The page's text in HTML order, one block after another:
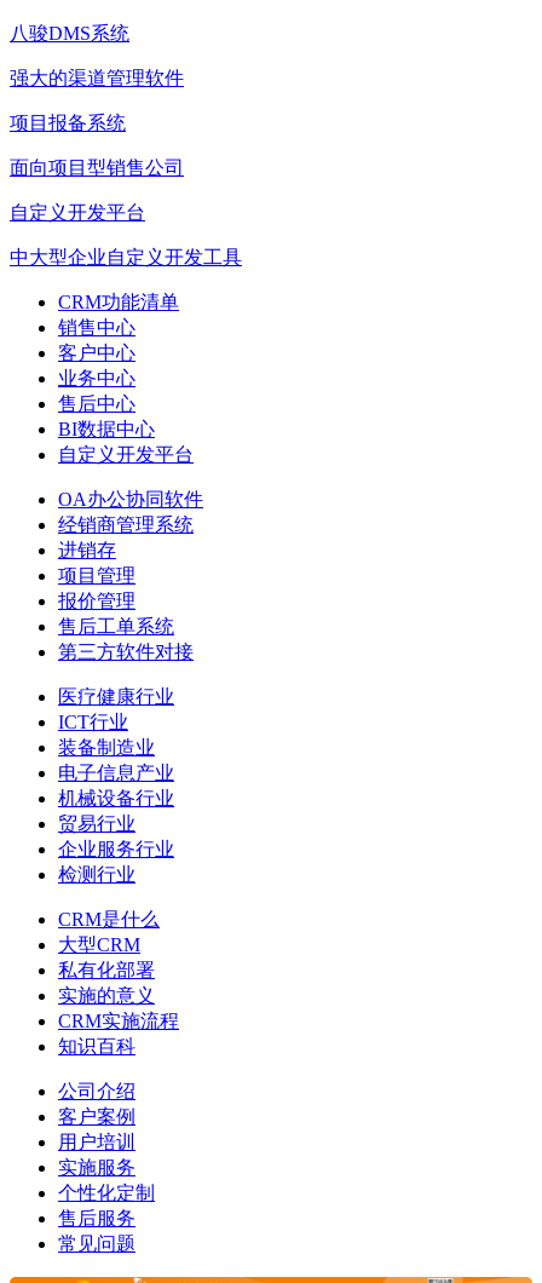
八骏DMS系统
强大的渠道管理软件
项目报备系统
面向项目型销售公司
自定义开发平台
中大型企业自定义开发工具
CRM功能清单
销售中心
客户中心
业务中心
售后中心
BI数据中心
自定义开发平台
OA办公协同软件
经销商管理系统
进销存
项目管理
报价管理
售后工单系统
第三方软件对接
医疗健康行业
ICT行业
装备制造业
电子信息产业
机械设备行业
贸易行业
企业服务行业
检测行业
CRM是什么
大型CRM
私有化部署
实施的意义
CRM实施流程
知识百科
公司介绍
客户案例
用户培训
实施服务
个性化定制
售后服务
常见问题